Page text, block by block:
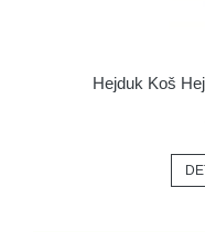
Hejduk Koš